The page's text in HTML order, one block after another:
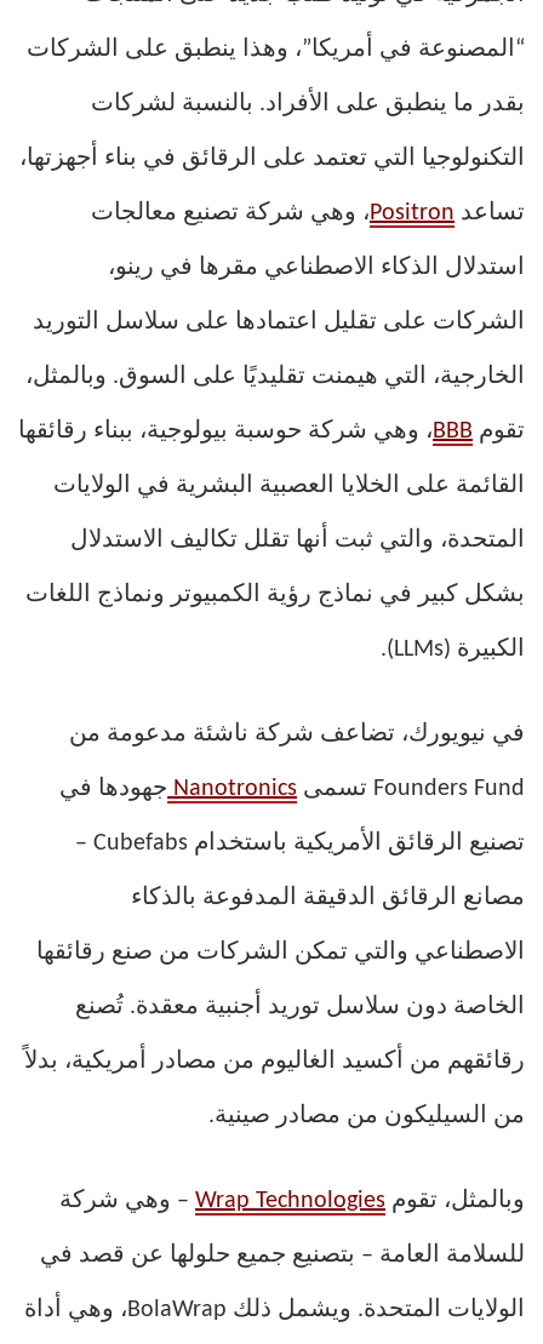
“المصنوعة في أمريكا”، وهذا ينطبق على الشركات
بقدر ما ينطبق على الأفراد. بالنسبة لشركات
التكنولوجيا التي تعتمد على الرقائق في بناء أجهزتها،
تساعد Positron، وهي شركة تصنيع معالجات
استدلال الذكاء الاصطناعي مقرها في رينو،
الشركات على تقليل اعتمادها على سلاسل التوريد
الخارجية، التي هيمنت تقليديًا على السوق. وبالمثل،
تقوم BBB، وهي شركة حوسبة بيولوجية، ببناء رقائقها
القائمة على الخلايا العصبية البشرية في الولايات
المتحدة، والتي ثبت أنها تقلل تكاليف الاستدلال
بشكل كبير في نماذج رؤية الكمبيوتر ونماذج اللغات
الكبيرة (LLMs).
في نيويورك، تضاعف شركة ناشئة مدعومة من
Founders Fund تسمى Nanotronics جهودها في
تصنيع الرقائق الأمريكية باستخدام Cubefabs –
مصانع الرقائق الدقيقة المدفوعة بالذكاء
الاصطناعي والتي تمكن الشركات من صنع رقائقها
الخاصة دون سلاسل توريد أجنبية معقدة. تُصنع
رقائقهم من أكسيد الغاليوم من مصادر أمريكية، بدلاً
من السيليكون من مصادر صينية.
وبالمثل، تقوم Wrap Technologies – وهي شركة
للسلامة العامة – بتصنيع جميع حلولها عن قصد في
الولايات المتحدة. ويشمل ذلك BolaWrap، وهي أداة